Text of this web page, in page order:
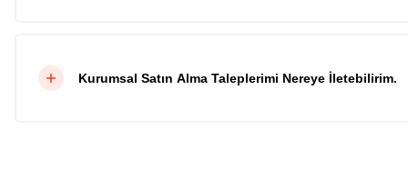
Kurumsal Satın Alma Taleplerimi Nereye İletebilirim.